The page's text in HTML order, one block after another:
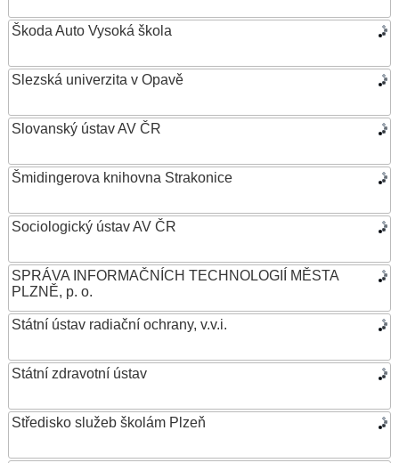
Škoda Auto Vysoká škola
Slezská univerzita v Opavě
Slovanský ústav AV ČR
Šmidingerova knihovna Strakonice
Sociologický ústav AV ČR
SPRÁVA INFORMAČNÍCH TECHNOLOGIÍ MĚSTA
PLZNĚ, p. o.
Státní ústav radiační ochrany, v.v.i.
Státní zdravotní ústav
Středisko služeb školám Plzeň